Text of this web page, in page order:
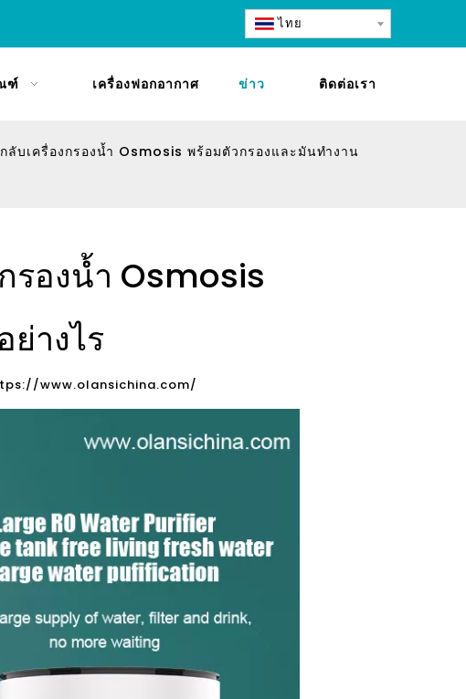
ไทย
ฑ์ เครื่องฟอกอากาศ ข่าว ติดต่อเรา
ลับเครื่องกรองน้ำ Osmosis พร้อมตัวกรองและมันทำงาน
รองน้ำ Osmosis
างไร
www.olansichina.com/